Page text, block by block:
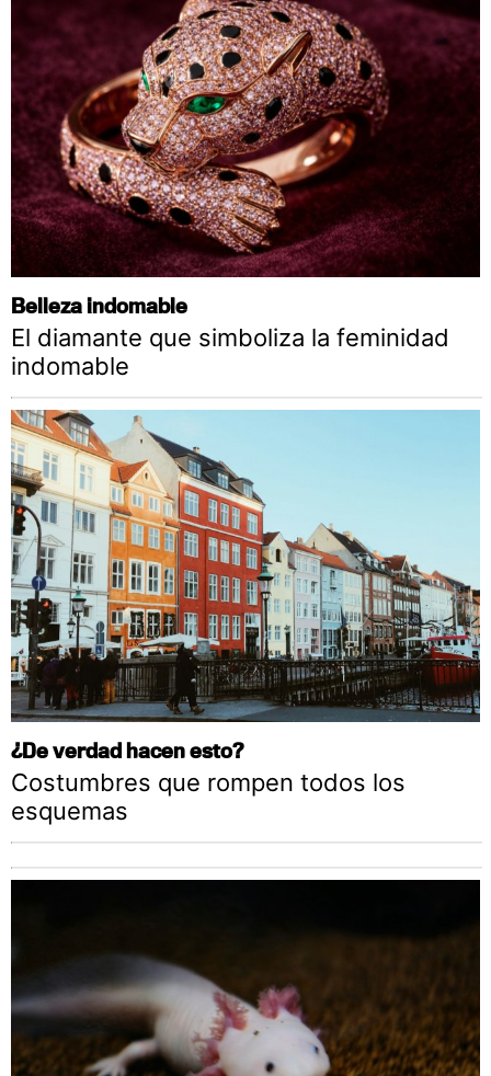
Belleza indomable
El diamante que simboliza la feminidad
indomable
¿De verdad hacen esto?
Costumbres que rompen todos los
esquemas